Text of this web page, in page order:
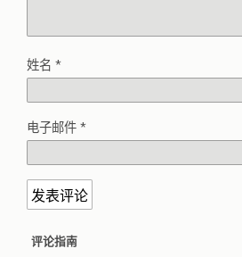
姓名 *
电子邮件 *
评论指南